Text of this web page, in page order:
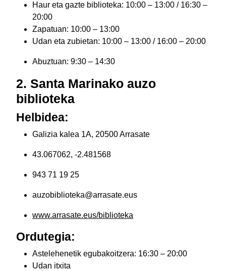
Haur eta gazte biblioteka: 10:00 – 13:00 / 16:30 –
20:00
Zapatuan: 10:00 – 13:00
Udan eta zubietan: 10:00 – 13:00 / 16:00 – 20:00
Abuztuan: 9:30 – 14:30
2. Santa Marinako auzo
biblioteka
Helbidea:
Galizia kalea 1A, 20500 Arrasate
43.067062, -2.481568
943 71 19 25
auzobiblioteka@arrasate.eus
www.arrasate.eus/biblioteka
Ordutegia:
Astelehenetik egubakoitzera: 16:30 – 20:00
Udan itxita